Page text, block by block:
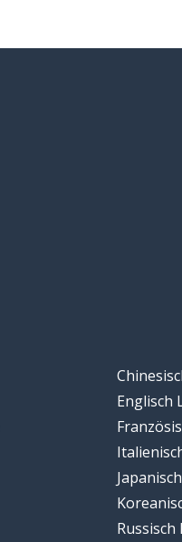
Englisch
Russisch